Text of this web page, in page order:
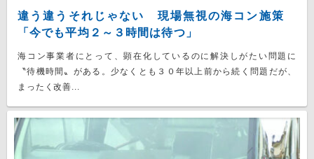
違う違うそれじゃない 現場無視の海コン施策
「今でも平均２～３時間は待つ」
海コン事業者にとって、顕在化しているのに解決しがたい問題に
〝待機時間〟がある。少なくとも３０年以上前から続く問題だが、
まったく改善...